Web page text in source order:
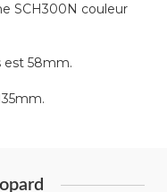
SCH300N couleur
est 58mm.